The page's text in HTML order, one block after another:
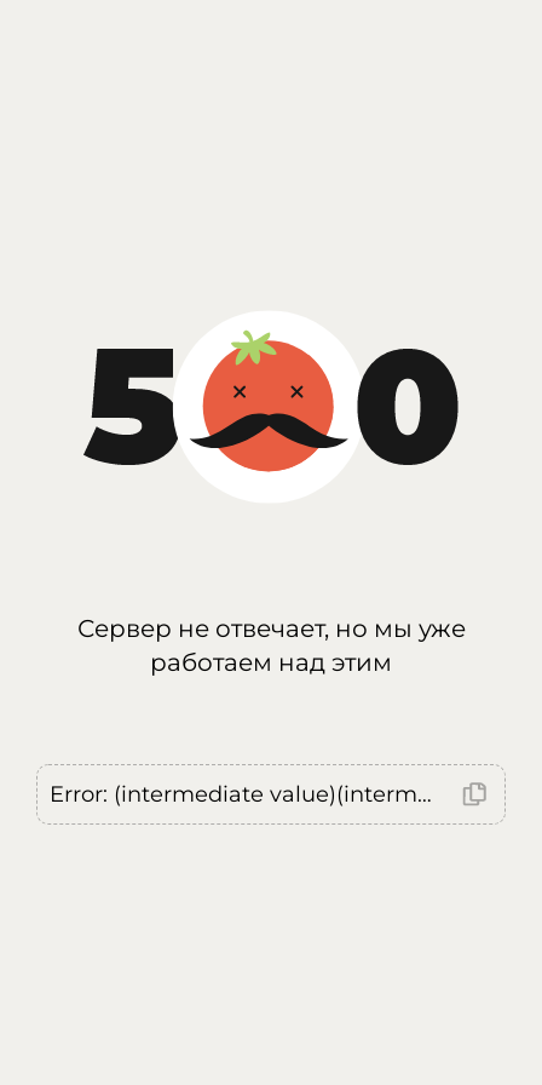
Сервер не отвечает, но мы уже
работаем над этим
Error: (intermediate value)(intermediate value)(intermediate value).replaceAll is not a function